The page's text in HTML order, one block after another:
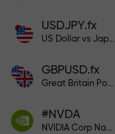
USDJPY.fx
US Dollar vs Japanese Yen
GBPUSD.fx
Great Britain Pound vs US Dollar
#NVDA
NVIDIA Corp Nasdaq Stock Exchange (Nasdaq) USD